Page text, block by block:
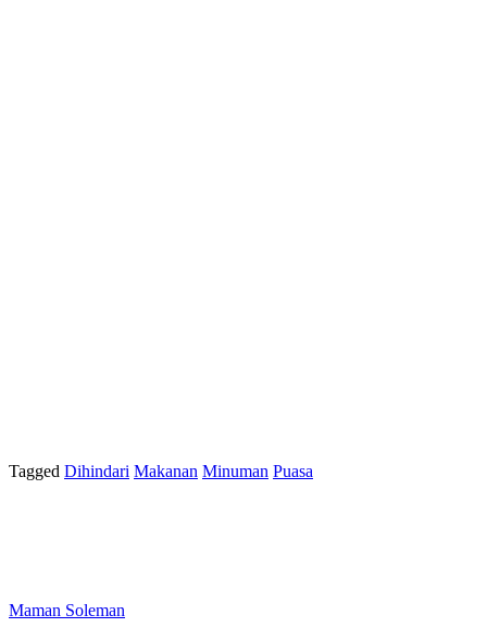
Tagged Dihindari Makanan Minuman Puasa
Maman Soleman